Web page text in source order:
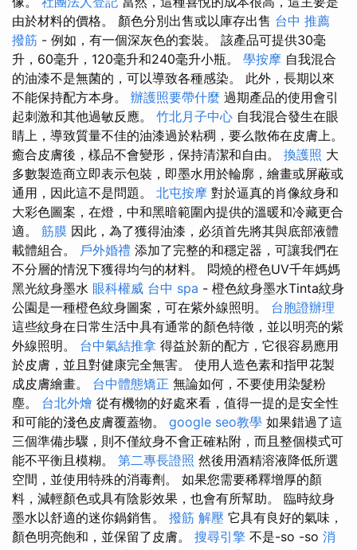
由於材料的價格。 顏色分別出售或以庫存出售 台中 推薦
撥筋 - 例如，有一個深灰色的套裝。 該產品可提供30毫
升，60毫升，120毫升和240毫升小瓶。 學按摩 自我混合
的油漆不是無菌的，可以導致各種感染。 此外，長期以來
不能保持配方本身。 辦護照要帶什麼 過期產品的使用會引
起刺激和其他過敏反應。 竹北月子中心 自我混合發生在眼
睛上，導致質量不佳的油漆過於粘稠，要么散佈在皮膚上。
癒合皮膚後，樣品不會變形，保持清潔和自由。 換護照 大
多數製造商立即表示包裝，即墨水用於輪廓，繪畫或屏蔽或
通用，因此這不是問題。 北屯按摩 對於逼真的肖像紋身和
大彩色圖案，在燈，中和黑暗範圍內提供的溫暖和冷藏更合
適。 筋膜 因此，為了獲得油漆，必須首先將其與底部液體
載體組合。 戶外婚禮 添加了完整的和穩定器，可讓我們在
不分層的情況下獲得均勻的材料。 悶燒的橙色UV千年媽媽
黑光紋身墨水 眼科權威 台中 spa - 橙色紋身墨水Tinta紋身
公園是一種橙色紋身圖案，可在紫外線照明。 台胞證辦理
這些紋身在日常生活中具有通常的顏色特徵，並以明亮的紫
外線照明。 台中氣結推拿 得益於新的配方，它很容易應用
於皮膚，並且對健康完全無害。 使用人造色素和指甲花製
成皮膚繪畫。 台中體態矯正 無論如何，不​​要使用染髮粉
塵。 台北外燴 從有機物的好處來看，值得一提的是安全性
和可能的​​淺色皮膚覆蓋物。 google seo教學 如果錯過了這
三個準備步驟，則不僅紋身不會正確粘附，而且整個模式可
能不平衡且模糊。 第二專長證照 然後用酒精溶液降低所選
空間，並使用特殊的消毒劑。 如果您需要稀釋增厚的顏
料，減輕顏色或具有陰影效果，也會有所幫助。 臨時紋身
墨水以舒適的迷你鍋銷售。 撥筋 解壓 它具有良好的氣味，
顏色明亮飽和，並保留了皮膚。 搜尋引擎 不是-so -so 消